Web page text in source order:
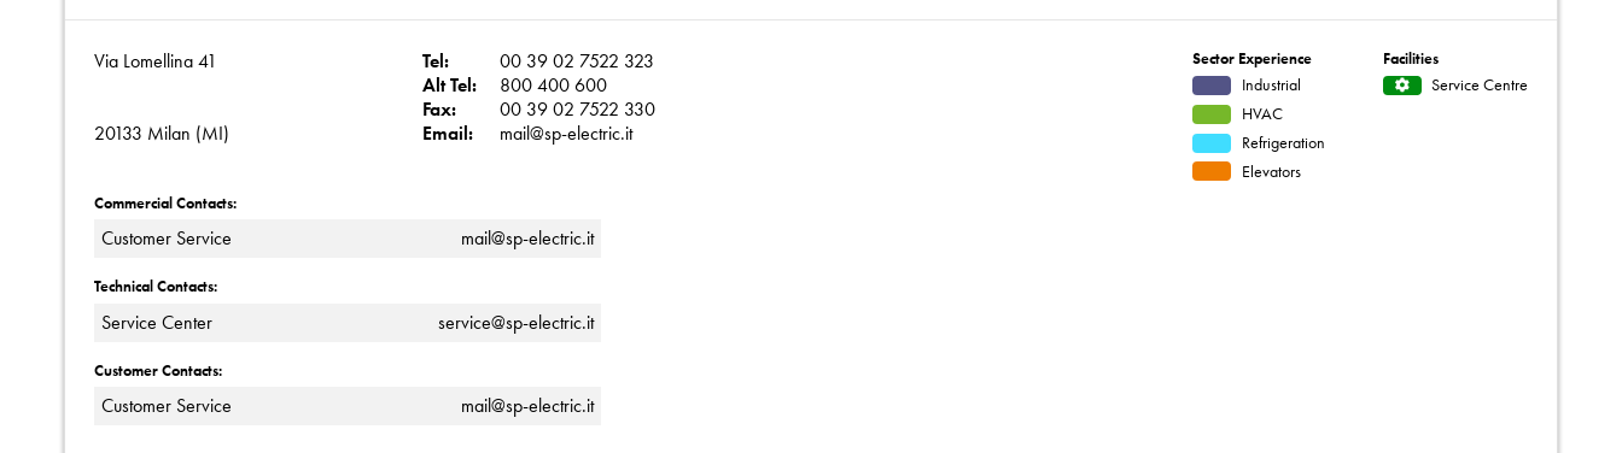
Via Lomellina 41
20133 Milan (MI)
Tel:
00 39 02 7522 323
Alt Tel:
800 400 600
Fax:
00 39 02 7522 330
Email:
mail@sp-electric.it
Commercial Contacts:
Customer Service mail@sp-electric.it
Technical Contacts:
Service Center service@sp-electric.it
Customer Contacts:
Customer Service mail@sp-electric.it
Sector Experience
Industrial
HVAC
Refrigeration
Elevators
Facilities
Service Centre